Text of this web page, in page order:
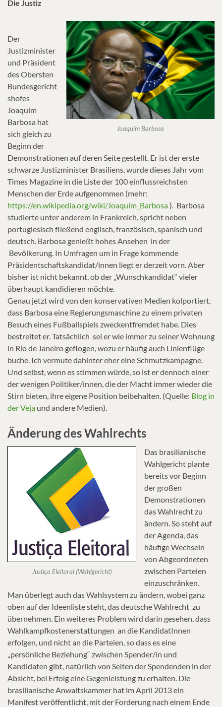
Die Justiz
Joaquim Barbosa
Der
Justizminister
und Präsident
des Obersten
Bundesgericht
shofes
Joaquim
Barbosa hat
sich gleich zu
Beginn der
Demonstrationen auf deren Seite gestellt. Er ist der erste
schwarze Justizminister Brasiliens, wurde dieses Jahr vom
Times Magazine in die Liste der 100 einflussreichsten
Menschen der Erde aufgenommen (mehr:
https://en.wikipedia.org/wiki/Joaquim_Barbosa). Barbosa
studierte unter anderem in Frankreich, spricht neben
portugiesisch fließend englisch, französisch, spanisch und
deutsch. Barbosa genießt hohes Ansehen in der
Bevölkerung. In Umfragen um in Frage kommende
Präsidentschaftskandidat/innen liegt er derzeit vorn. Aber
bisher ist nicht bekannt, ob der „Wunschkandidat“ vieler
überhaupt kandidieren möchte.
Genau jetzt wird von den konservativen Medien kolportiert,
dass Barbosa eine Regierungsmaschine zu einem privaten
Besuch eines Fußballspiels zweckentfremdet habe. Dies
bestreitet er. Tatsächlich sei er wie immer zu seiner Wohnung
in Rio de Janeiro geflogen, wozu er häufig auch Linienflüge
buche. Ich vermute dahinter eher eine Schmutzkampagne.
Und selbst, wenn es stimmen würde, so ist er dennoch einer
der wenigen Politiker/innen, die der Macht immer wieder die
Stirn bieten, ihre eigene Position beibehalten. (Quelle: Blog in
der Veja und andere Medien).
Änderung des Wahlrechts
Justiça Eleitoral (Wahlgericht)
Das brasilianische
Wahlgericht plante
bereits vor Beginn
der großen
Demonstrationen
das Wahlrecht zu
ändern. So steht auf
der Agenda, das
häufige Wechseln
von Abgeordneten
zwischen Parteien
einzuschränken.
Man überlegt auch das Wahlsystem zu ändern, wobei ganz
oben auf der Ideenliste steht, das deutsche Wahlrecht zu
übernehmen. Ein weiteres Problem wird darin gesehen, dass
Wahlkampfkostenerstattungen an die KandidatInnen
erfolgen, und nicht an die Parteien, so dass es eine
„persönliche Beziehung“ zwischen Spender/in und
Kandidaten gibt, natürlich von Seiten der Spendenden in der
Absicht, bei Erfolg eine Gegenleistung zu erhalten. Die
brasilianische Anwaltskammer hat im April 2013 ein
Manifest veröffentlicht, mit der Forderung nach einem Ende